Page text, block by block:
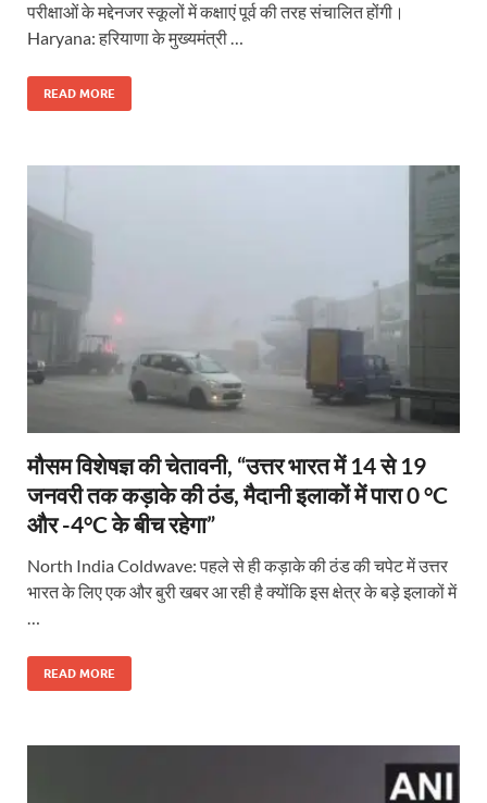
परीक्षाओं के मद्देनजर स्कूलों में कक्षाएं पूर्व की तरह संचालित होंगी।
Haryana: हरियाणा के मुख्यमंत्री …
READ MORE
मौसम विशेषज्ञ की चेतावनी, “उत्तर भारत में 14 से 19
जनवरी तक कड़ाके की ठंड, मैदानी इलाकों में पारा 0 °C
और -4°C के बीच रहेगा”
North India Coldwave: पहले से ही कड़ाके की ठंड की चपेट में उत्तर
भारत के लिए एक और बुरी खबर आ रही है क्योंकि इस क्षेत्र के बड़े इलाकों में
…
READ MORE